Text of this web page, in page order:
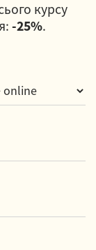
курсу
-25%.